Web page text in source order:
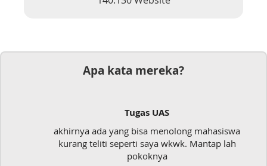
Apa kata mereka?
Tugas UAS
akhirnya ada yang bisa menolong mahasiswa
kurang teliti seperti saya wkwk. Mantap lah
pokoknya